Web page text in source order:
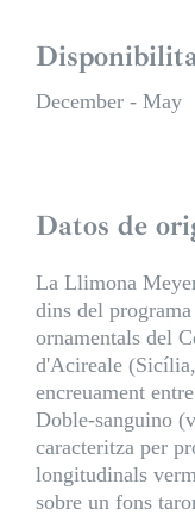
December - May
Datos de
La Llimona
dins del
ornamentals del
d'Acireale
encreuament
Doble-sanguino
caracteritza per
longitudinals
sobre un fons